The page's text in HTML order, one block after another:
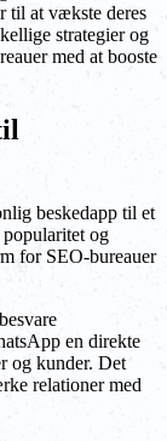
til at vækste deres
strategier og
med at booste
beskedapp til et
og
for SEO-bureauer
en direkte
og kunder. Det
relationer med